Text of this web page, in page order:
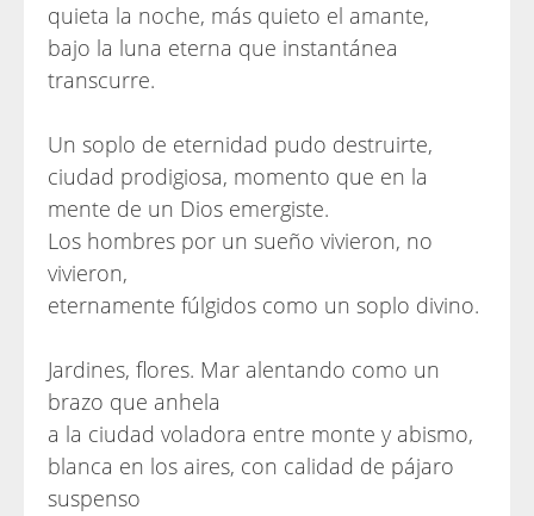
quieta la noche, más quieto el amante,
bajo la luna eterna que instantánea
transcurre.
Un soplo de eternidad pudo destruirte,
ciudad prodigiosa, momento que en la
mente de un Dios emergiste.
Los hombres por un sueño vivieron, no
vivieron,
eternamente fúlgidos como un soplo divino.
Jardines, flores. Mar alentando como un
brazo que anhela
a la ciudad voladora entre monte y abismo,
blanca en los aires, con calidad de pájaro
suspenso